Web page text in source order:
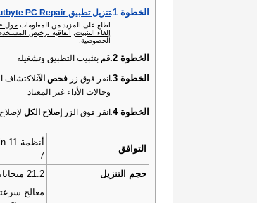
الخطوة 1. تنزيل تطبيق Outbyte PC Repair
اطلع على المزيد من المعلومات حول Outbyte‏
إلغاء التثبيت; اتفاقية ترخيص
الخصوصية
الخطوة 2. قم بتثبيت التطبيق وتشغيله
الخطوة 3. انقر فوق زر فحص الآنلاكتشاف
وحالات الأداء غير المعتاد
الخطوة 4. انقر فوق الزر إصلاح الكل
التوافق
7
حجم التنزيل
21.2 ميجابايت